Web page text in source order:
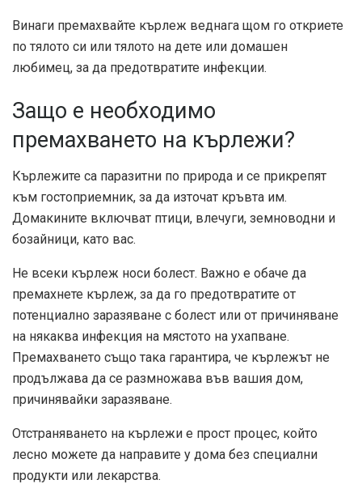
Винаги премахвайте кърлеж веднага щом го откриете
по тялото си или тялото на дете или домашен
любимец, за да предотвратите инфекции.
Защо е необходимо
премахването на кърлежи?
Кърлежите са паразитни по природа и се прикрепят
към гостоприемник, за да източат кръвта им.
Домакините включват птици, влечуги, земноводни и
бозайници, като вас.
Не всеки кърлеж носи болест. Важно е обаче да
премахнете кърлеж, за да го предотвратите от
потенциално заразяване с болест или от причиняване
на някаква инфекция на мястото на ухапване.
Премахването също така гарантира, че кърлежът не
продължава да се размножава във вашия дом,
причинявайки заразяване.
Отстраняването на кърлежи е прост процес, който
лесно можете да направите у дома без специални
продукти или лекарства.